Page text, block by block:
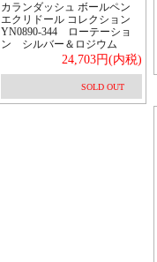
カランダッシュ ボールペン
エクリドール コレクション
YN0890-344 ローテーショ
ン シルバー＆ロジウム
24,703円(内税)
SOLD OUT